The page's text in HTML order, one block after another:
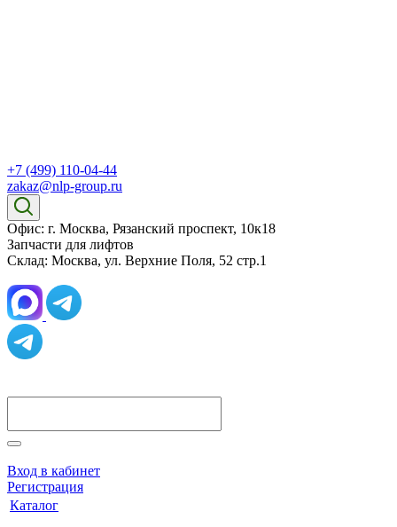
+7 (499) 110-04-44
zakaz@nlp-group.ru
Офис: г. Москва, Рязанский проспект, 10к18
Запчасти для лифтов
Склад: Москва, ул. Верхние Поля, 52 стр.1
Вход в кабинет
Регистрация
Каталог